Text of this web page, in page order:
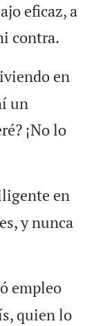
eficaz, a
contra.
en
un
¡No lo
en
y nunca
empleo
quien lo